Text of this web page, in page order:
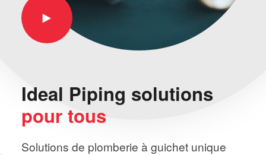
Ideal Piping solutions
pour tous
Solutions de plomberie à guichet unique